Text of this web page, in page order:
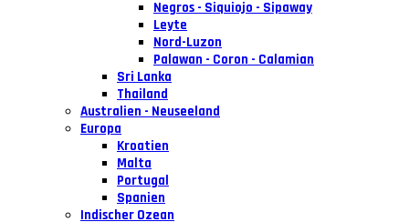
Negros - Siquiojo - Sipaway
Leyte
Nord-Luzon
Palawan - Coron - Calamian
Sri Lanka
Thailand
Australien - Neuseeland
Europa
Kroatien
Malta
Portugal
Spanien
Indischer Ozean